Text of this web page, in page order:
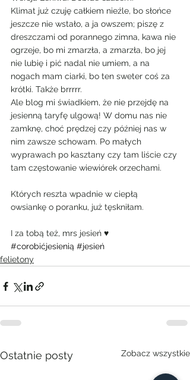
Klimat już czuję całkiem nieźle, bo słońce
jeszcze nie wstało, a ja owszem; piszę z
dreszczami od porannego zimna, kawa nie
ogrzeje, bo mi zmarzła, a zmarzła, bo jej
nie lubię i pić nadal nie umiem, a na
nogach mam ciarki, bo ten sweter coś za
krótki. Także brrrrr.
Ale blog mi świadkiem, że nie przejdę na
jesienną taryfę ulgową! W domu nas nie
zamknę, choć prędzej czy później nas w
nim zawsze schowam. Po małych
wyprawach po kasztany czy tam liście czy
tam częstowanie wiewiórek orzechami.
Których reszta wpadnie w ciepłą
owsiankę o poranku, już tęskniłam.
I za tobą też, mrs jesień ♥
#corobićjesienią #jesień
felietony
Ostatnie posty Zobacz wszystkie